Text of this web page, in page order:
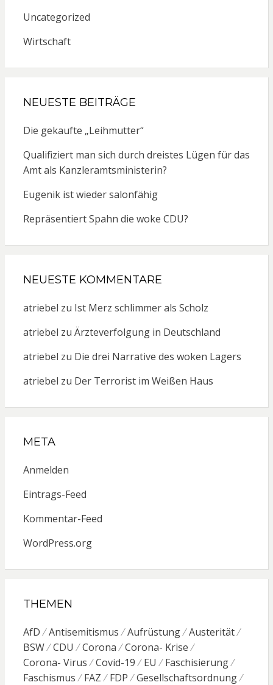
Uncategorized
Wirtschaft
NEUESTE BEITRÄGE
Die gekaufte „Leihmutter“
Qualifiziert man sich durch dreistes Lügen für das
Amt als Kanzleramtsministerin?
Eugenik ist wieder salonfähig
Repräsentiert Spahn die woke CDU?
NEUESTE KOMMENTARE
atriebel zu Ist Merz schlimmer als Scholz
atriebel zu Ärzteverfolgung in Deutschland
atriebel zu Die drei Narrative des woken Lagers
atriebel zu Der Terrorist im Weißen Haus
META
Anmelden
Eintrags-Feed
Kommentar-Feed
WordPress.org
THEMEN
AfD Antisemitismus Aufrüstung
Austerität
BSW
CDU Corona
Corona- Krise
Corona- Virus
Covid-19 EU
Faschisierung
Faschismus
FAZ FDP
Gesellschaftsordnung